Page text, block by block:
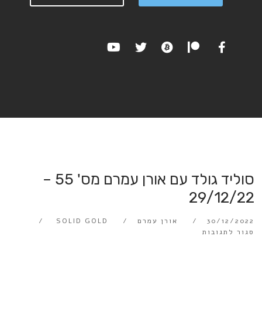
סוליד גולד עם אורן עמרם מס' 55 –
29/12/22
30/12/2022 אורן עמרם
SOLID GOLD
סגור לתגובות